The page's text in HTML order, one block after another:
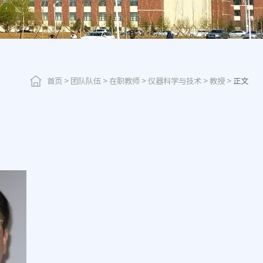
首页 > 团队队伍> 在职教师 > 仪器科学与技术> 教授> 正文